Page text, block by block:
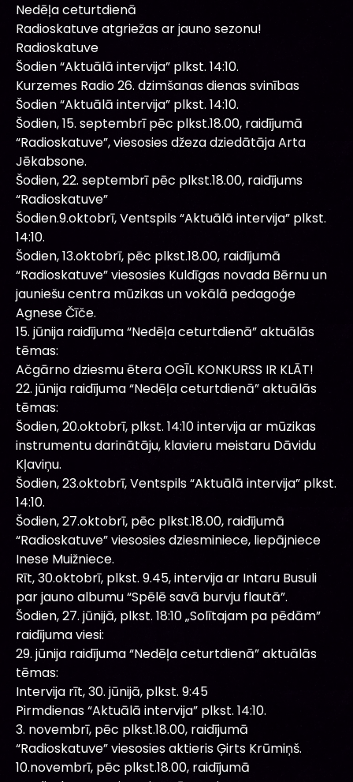
Nedēļa ceturtdienā
Radioskatuve atgriežas ar jauno sezonu!
Radioskatuve
Šodien “Aktuālā intervija” plkst. 14:10.
Kurzemes Radio 26. dzimšanas dienas svinības
Šodien “Aktuālā intervija” plkst. 14:10.
Šodien, 15. septembrī pēc plkst.18.00, raidījumā
“Radioskatuve”, viesosies džeza dziedātāja Arta
Jēkabsone.
Šodien, 22. septembrī pēc plkst.18.00, raidījums
“Radioskatuve”
Šodien.9.oktobrī, Ventspils “Aktuālā intervija” plkst.
14:10.
Šodien, 13.oktobrī, pēc plkst.18.00, raidījumā
“Radioskatuve” viesosies Kuldīgas novada Bērnu un
jauniešu centra mūzikas un vokālā pedagoģe
Agnese Čīče.
15. jūnija raidījuma “Nedēļa ceturtdienā” aktuālās
tēmas:
Ačgārno dziesmu ētera OGĪL KONKURSS IR KLĀT!
22. jūnija raidījuma “Nedēļa ceturtdienā” aktuālās
tēmas:
Šodien, 20.oktobrī, plkst. 14:10 intervija ar mūzikas
instrumentu darinātāju, klavieru meistaru Dāvidu
Kļaviņu.
Šodien, 23.oktobrī, Ventspils “Aktuālā intervija” plkst.
14:10.
Šodien, 27.oktobrī, pēc plkst.18.00, raidījumā
“Radioskatuve” viesosies dziesminiece, liepājniece
Inese Muižniece.
Rīt, 30.oktobrī, plkst. 9.45, intervija ar Intaru Busuli
par jauno albumu “Spēlē savā burvju flautā”.
Šodien, 27. jūnijā, plkst. 18:10 „Solītajam pa pēdām”
raidījuma viesi:
29. jūnija raidījuma “Nedēļa ceturtdienā” aktuālās
tēmas:
Intervija rīt, 30. jūnijā, plkst. 9:45
Pirmdienas “Aktuālā intervija” plkst. 14:10.
3. novembrī, pēc plkst.18.00, raidījumā
“Radioskatuve” viesosies aktieris Ģirts Krūmiņš.
10.novembrī, pēc plkst.18.00, raidījumā